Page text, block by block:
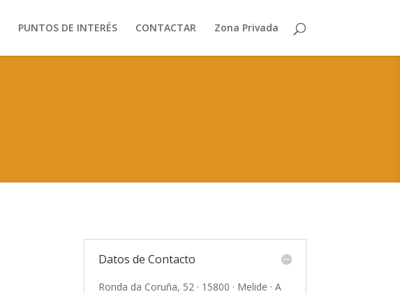
PUNTOS DE INTERÉS CONTACTAR Zona Privada
Datos de Contacto
Ronda da Coruña, 52 · 15800 · Melide · A